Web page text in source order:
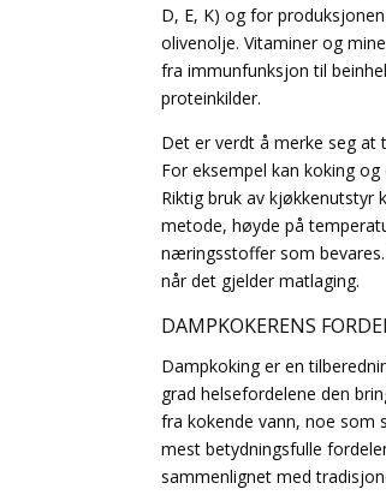
D, E, K) og for
olivenolje. Vitaminer og
fra immunfunksjon til
proteinkilder.
Det er verdt å merke seg at
For eksempel kan koking
Riktig bruk av kjøkkenutstyr
metode, høyde på
næringsstoffer som
når det gjelder matlaging.
DAMPKOKERENS
Dampkoking er en
grad helsefordelene den
fra kokende vann, noe som
mest betydningsfulle
sammenlignet med